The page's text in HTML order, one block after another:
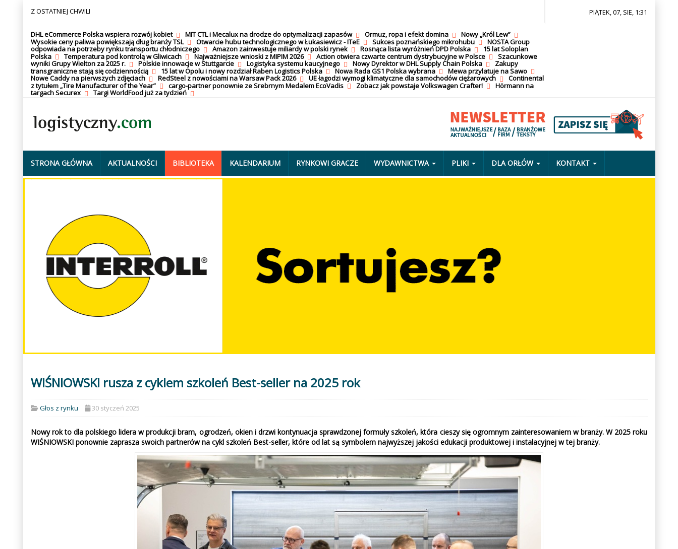
Z OSTATNIEJ CHWILI
DHL eCommerce Polska wspiera rozwój kobiet MIT CTL i Mecalux na drodze do optymalizacji zapasów Ormuz, ropa i efekt domina
Nowy „Król Lew”
Wysokie ceny paliwa powiększają dług branży TSL
Otwarcie hubu technologicznego w Łukasiewicz - ITeE Sukces poznańskiego mikrohubu
NOSTA Group
odpowiada na potrzeby rynku transportu chłodniczego
Amazon zainwestuje miliardy w polski rynek Rosnąca lista wyróżnień DPD Polska
15 lat Soloplan
Polska
Temperatura pod kontrolą w Gliwicach Najważniejsze wnioski z MIPIM 2026 Action otwiera czwarte centrum dystrybucyjne w Polsce
Szacunkowe
wyniki Grupy Wielton za 2025 r.
Polskie innowacje w Stuttgarcie Logistyka systemu kaucyjnego Nowy Dyrektor w DHL Supply Chain Polska
Zakupy
transgraniczne stają się codziennością
15 lat w Opolu i nowy rozdział Raben Logistics Polska Nowa Rada GS1 Polska wybrana
Mewa przylatuje na Sawo
Nowe Caddy na pierwszych zdjęciach
RedSteel z nowościami na Warsaw Pack 2026 UE łagodzi wymogi klimatyczne dla samochodów ciężarowych
Continental
z tytułem „Tire Manufacturer of the Year”
cargo-partner ponownie ze Srebrnym Medalem EcoVadis Zobacz jak powstaje Volkswagen Crafter!
Hörmann na
targach Securex
Targi WorldFood już za tydzień
PIĄTEK, 07, SIE, 1:31
STRONA GŁÓWNA AKTUALNOŚCI BIBLIOTEKA KALENDARIUM RYNKOWI GRACZE WYDAWNICTWA PLIKI DLA ORŁÓW KONTAKT
WIŚNIOWSKI rusza z cyklem szkoleń Best-seller na 2025 rok
Głos z rynku 30 styczeń 2025
Nowy rok to dla polskiego lidera w produkcji bram, ogrodzeń, okien i drzwi kontynuacja sprawdzonej formuły szkoleń, która cieszy się ogromnym zainteresowaniem w branży. W 2025 roku
WIŚNIOWSKI ponownie zaprasza swoich partnerów na cykl szkoleń Best-seller, które od lat są symbolem najwyższej jakości edukacji produktowej i instalacyjnej w tej branży.